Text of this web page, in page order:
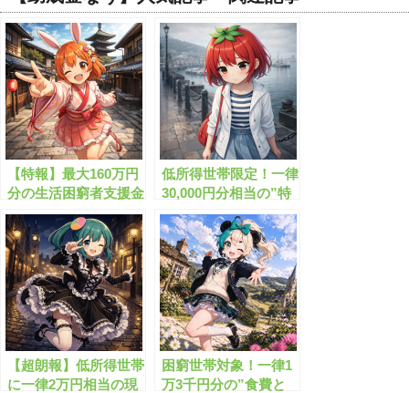
【特報】最大160万円
分の生活困窮者支援金
が始まります！
低所得世帯限定！一律
30,000円分相当の”特
別給付金”とは？
【超朗報】低所得世帯
に一律2万円相当の現
困窮世帯対象！一律1
万3千円分の”食費と